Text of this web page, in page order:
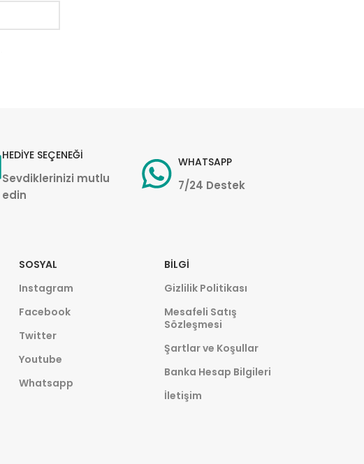
HEDİYE SEÇENEĞİ
Sevdiklerinizi mutlu
edin
WHATSAPP
7/24 Destek
SOSYAL
Instagram
Facebook
Twitter
Youtube
Whatsapp
BILGI
Gizlilik Politikası
Mesafeli Satış
Sözleşmesi
Şartlar ve Koşullar
Banka Hesap Bilgileri
İletişim